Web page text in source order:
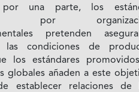
por una parte, los
por
pretenden
las condiciones de
los estándares
globales añaden a este
establecer relaciones de